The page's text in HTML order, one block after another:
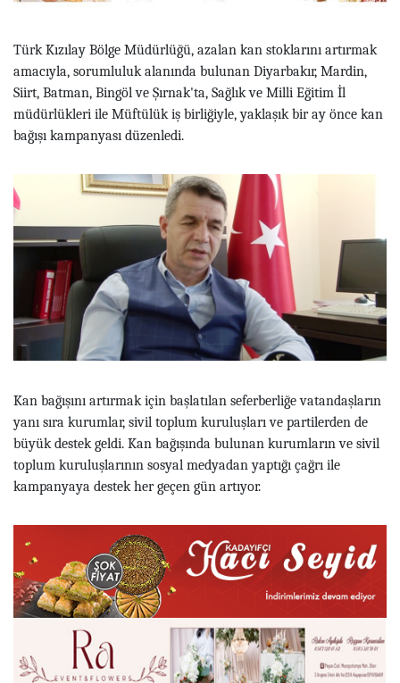
Türk Kızılay Bölge Müdürlüğü, azalan kan stoklarını artırmak
amacıyla, sorumluluk alanında bulunan Diyarbakır, Mardin,
Siirt, Batman, Bingöl ve Şırnak'ta, Sağlık ve Milli Eğitim İl
müdürlükleri ile Müftülük iş birliğiyle, yaklaşık bir ay önce kan
bağışı kampanyası düzenledi.
Kan bağışını artırmak için başlatılan seferberliğe vatandaşların
yanı sıra kurumlar, sivil toplum kuruluşları ve partilerden de
büyük destek geldi. Kan bağışında bulunan kurumların ve sivil
toplum kuruluşlarının sosyal medyadan yaptığı çağrı ile
kampanyaya destek her geçen gün artıyor.